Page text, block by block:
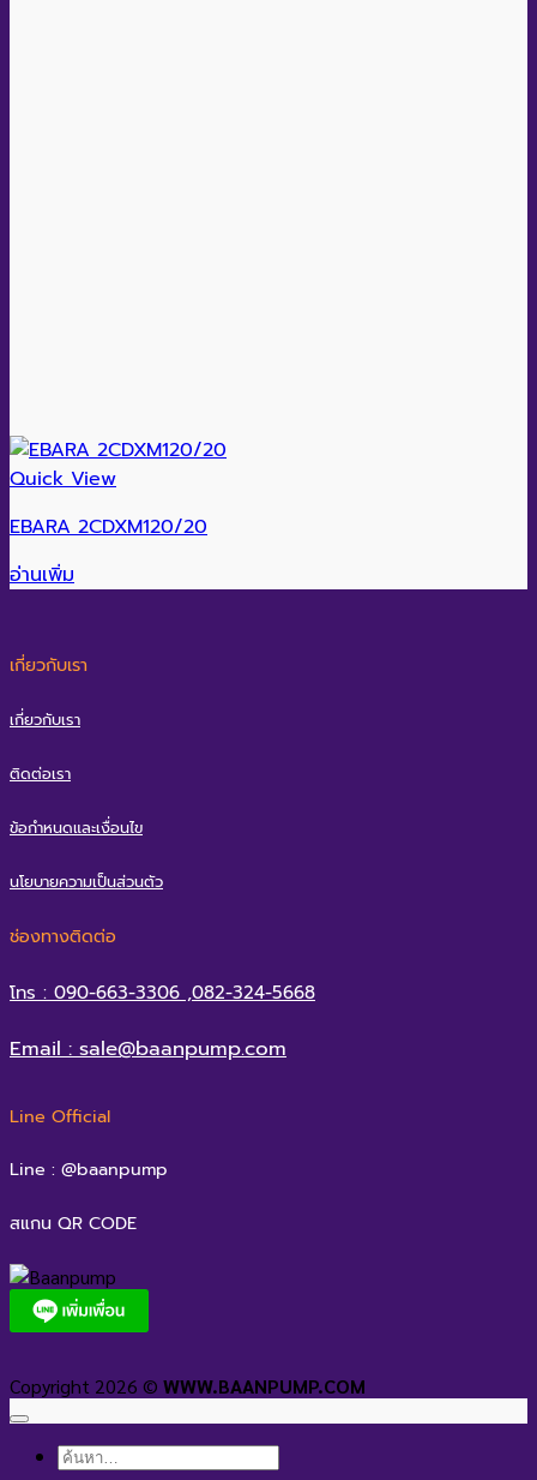
Quick View
EBARA 2CDXM120/20
อ่านเพิ่ม
เกี่ยวกับเรา
เกี่ยวกับเรา
ติดต่อเรา
ข้อกำหนดและเงื่อนไข
นโยบายความเป็นส่วนตัว
ช่องทางติดต่อ
โทร : 090-663-3306 ,082-324-5668
Email : sale@baanpump.com
Line Official
Line : @baanpump
สแกน QR CODE
Copyright 2026 © WWW.BAANPUMP.COM
ค้นหา: